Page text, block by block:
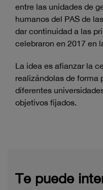
entre las unidades de
humanos del PAS de
dar continuidad a las
celebraron en 2017 en
La idea es afianzar la
realizándolas de forma
diferentes
objetivos fijados.
Te puede